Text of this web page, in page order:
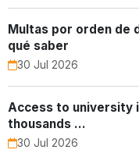
Multas por orden de
qué saber
30 Jul 2026
Access to university
thousands …
30 Jul 2026